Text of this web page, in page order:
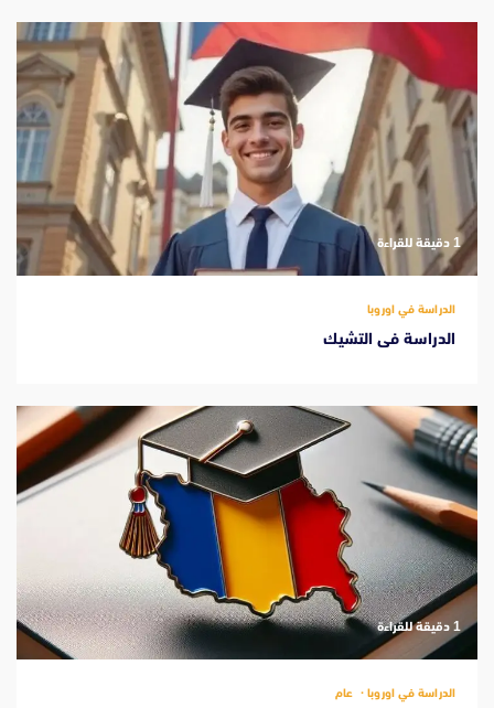
‫1 دقيقة للقراءة
الدراسة في اوروبا
الدراسة فى التشيك
‫1 دقيقة للقراءة
الدراسة في اوروبا عام